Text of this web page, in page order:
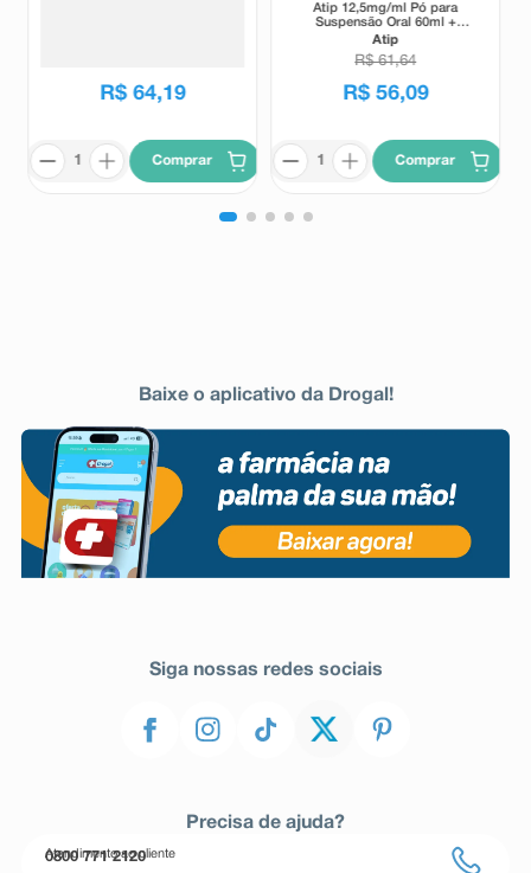
R$ 64,19
Comprar
Atip 12,5mg/ml Pó para
Suspensão Oral 60ml +
Seringa Dosadora
Atip
R$ 61,64
R$ 56,09
Comprar
Baixe o aplicativo da Drogal!
Siga nossas redes sociais
Precisa de ajuda?
Atendimento ao cliente
0800 771 2120